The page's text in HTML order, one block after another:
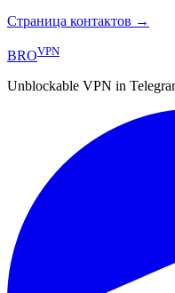
Страница контактов →
BROVPN
Unblockable VPN in